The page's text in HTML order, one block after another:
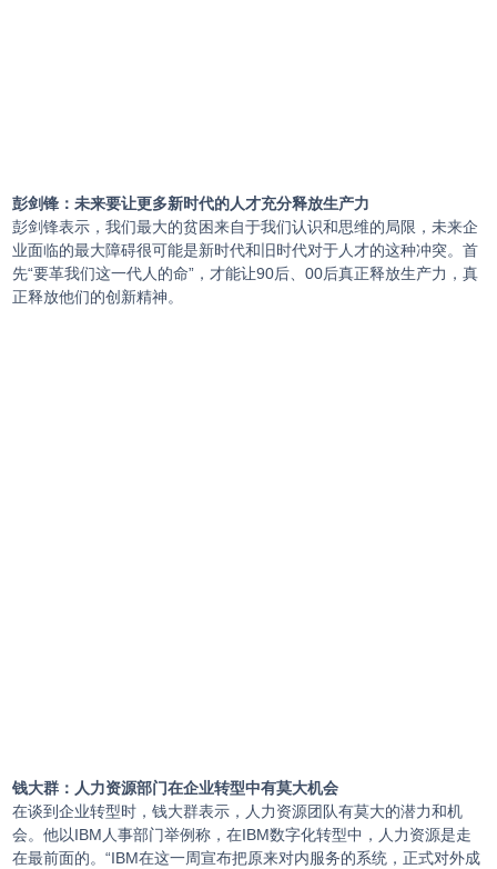
彭剑锋：未来要让更多新时代的人才充分释放生产力
彭剑锋表示，我们最大的贫困来自于我们认识和思维的局限，未来企
业面临的最大障碍很可能是新时代和旧时代对于人才的这种冲突。首
先“要革我们这一代人的命”，才能让90后、00后真正释放生产力，真
正释放他们的创新精神。
钱大群：人力资源部门在企业转型中有莫大机会
在谈到企业转型时，钱大群表示，人力资源团队有莫大的潜力和机
会。他以IBM人事部门举例称，在IBM数字化转型中，人力资源是走
在最前面的。“IBM在这一周宣布把原来对内服务的系统，正式对外成